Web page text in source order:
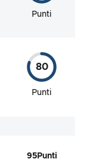
Punti
80
Punti
95Punti